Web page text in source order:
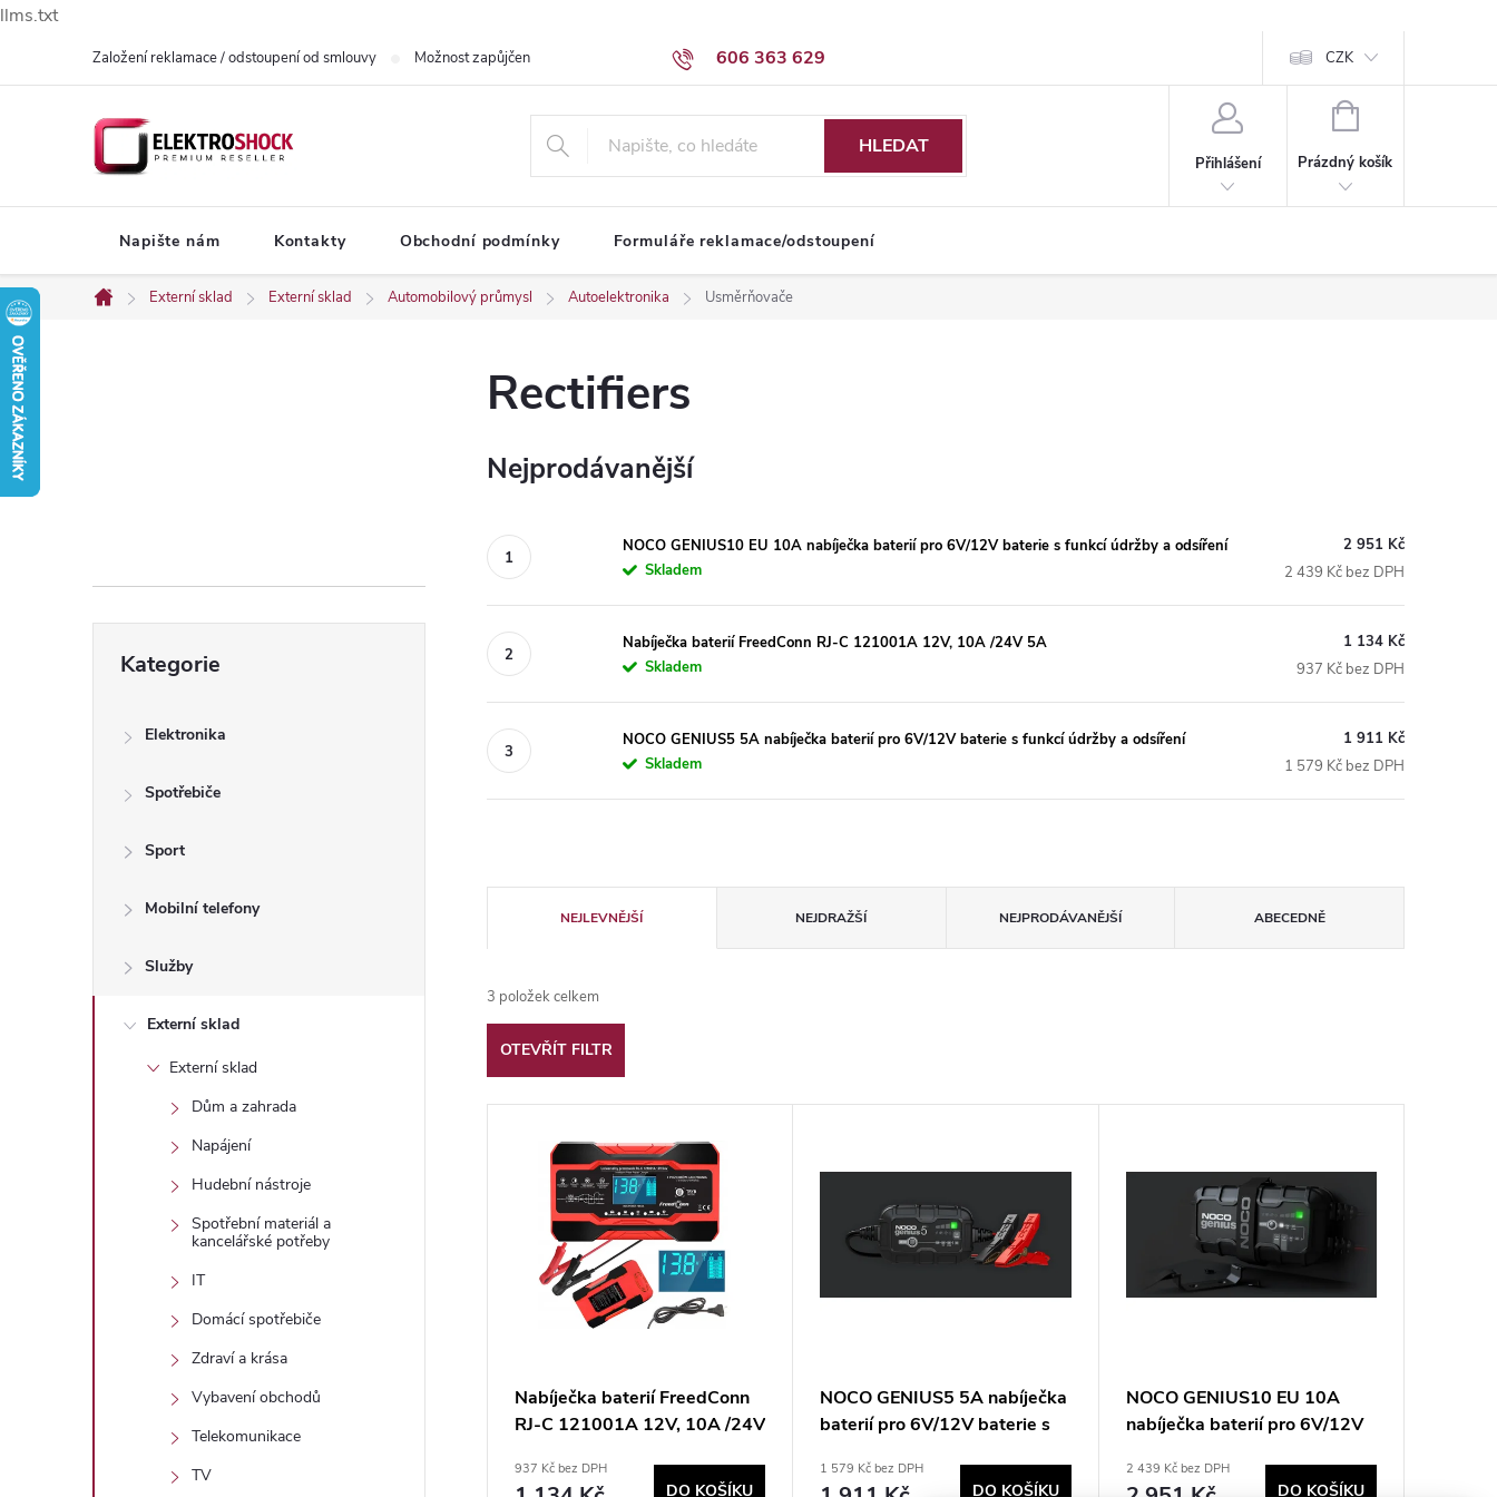
llms.txt
606 363 629
Založení reklamace / odstoupení od smlouvy Možnost zapůjčení dodávky Obchodní podmínky CZK
HLEDAT
Přihlášení
NÁKUPNÍ
Prázdný košík
Napište nám Kontakty Obchodní podmínky Formuláře reklamace/odstoupení
Domů
Externí sklad Externí sklad Automobilový průmysl Autoelektronika Usměrňovače
r
n
kategorie
Kategorie
Elektronika
Spotřebiče
Sport
Mobilní telefony
Služby
Externí sklad
Externí sklad
Dům a zahrada
Napájení
Hudební nástroje
Spotřební materiál a
kancelářské potřeby
IT
Domácí spotřebiče
Zdraví a krása
Vybavení obchodů
Telekomunikace
TV
Rectifiers
Nejprodávanější
NOCO GENIUS10 EU 10A nabíječka baterií pro 6V/12V baterie s funkcí údržby a odsíření
Skladem
2 951 Kč
2 439 Kč bez DPH
Nabíječka baterií FreedConn RJ-C 121001A 12V, 10A /24V 5A
Skladem
1 134 Kč
937 Kč bez DPH
NOCO GENIUS5 5A nabíječka baterií pro 6V/12V baterie s funkcí údržby a odsíření
Skladem
1 911 Kč
1 579 Kč bez DPH
a
z
e
NEJLEVNĚJŠÍ NEJDRAŽŠÍ NEJPRODÁVANĚJŠÍ ABECEDNĚ
3 položek celkem
OTEVŘÍT FILTR
Nabíječka baterií FreedConn
RJ-C 121001A 12V, 10A /24V
937 Kč bez DPH
DO KOŠÍKU
NOCO GENIUS5 5A nabíječka
baterií pro 6V/12V baterie s
1 579 Kč bez DPH
DO KOŠÍKU
NOCO GENIUS10 EU 10A
nabíječka baterií pro 6V/12V
odsíření
2 439 Kč bez DPH
DO KOŠÍKU